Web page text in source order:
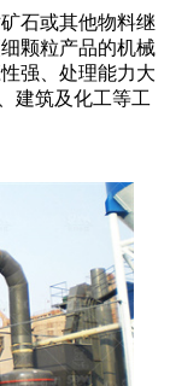
石或其他物料继
颗粒产品的机械
强、处理能力大
建筑及化工等工